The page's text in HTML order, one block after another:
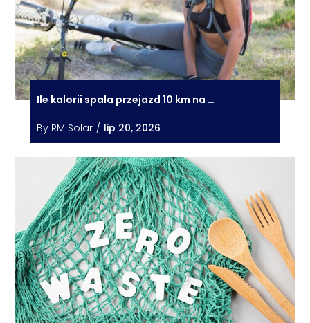
Ile kalorii spala przejazd 10 km na …
By RM Solar / lip 20, 2026